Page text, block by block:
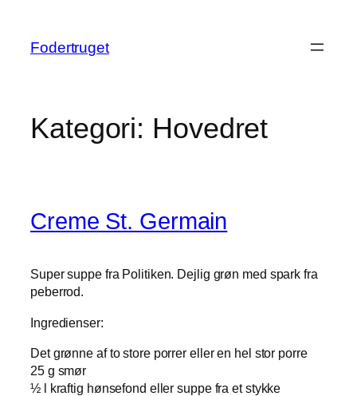
indhold
Fodertruget
Kategori: Hovedret
Creme St. Germain
Super suppe fra Politiken. Dejlig grøn med spark fra
peberrod.
Ingredienser:
Det grønne af to store porrer eller en hel stor porre
25 g smør
½ l kraftig hønsefond eller suppe fra et stykke